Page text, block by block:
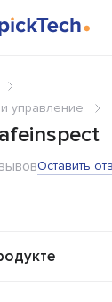
управление
Оставить